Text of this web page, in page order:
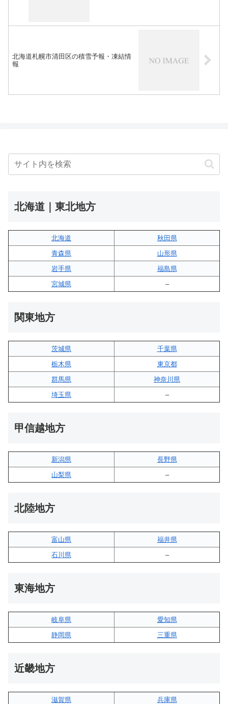
北海道札幌市清田区の積雪予報・凍結情
報
北海道｜東北地方
北海道
秋田県
青森県
山形県
岩手県
福島県
宮城県
–
関東地方
茨城県
千葉県
栃木県
東京都
群馬県
神奈川県
埼玉県
–
甲信越地方
新潟県
長野県
山梨県
–
北陸地方
富山県
福井県
石川県
–
東海地方
岐阜県
愛知県
静岡県
三重県
近畿地方
滋賀県
兵庫県